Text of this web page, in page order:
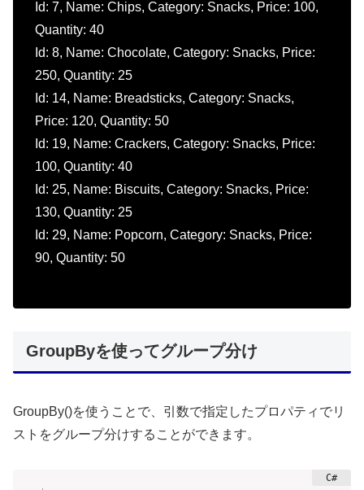
Id: 7, Name: Chips, Category: Snacks, Price: 100,
Quantity: 40
Id: 8, Name: Chocolate, Category: Snacks, Price:
250, Quantity: 25
Id: 14, Name: Breadsticks, Category: Snacks,
Price: 120, Quantity: 50
Id: 19, Name: Crackers, Category: Snacks, Price:
100, Quantity: 40
Id: 25, Name: Biscuits, Category: Snacks, Price:
130, Quantity: 25
Id: 29, Name: Popcorn, Category: Snacks, Price:
90, Quantity: 50
GroupByを使ってグループ分け
GroupBy()を使うことで、引数で指定したプロパティでリ
ストをグループ分けすることができます。